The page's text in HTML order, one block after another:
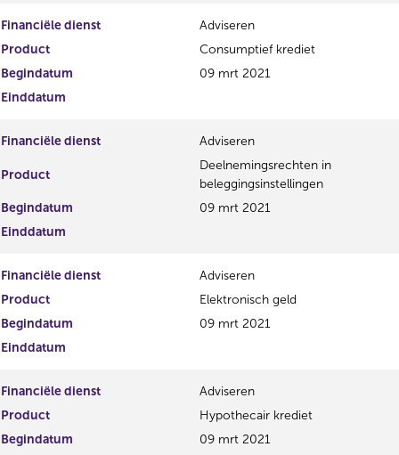
e
r
e
s
l
a
t
Financiële dienst
Adviseren
Product
Consumptief krediet
Begindatum
09 mrt 2021
Einddatum
Financiële dienst Adviseren
Product
Deelnemingsrechten in
beleggingsinstellingen
Begindatum
09 mrt 2021
Einddatum
Financiële dienst
Adviseren
Product
Elektronisch geld
Begindatum
09 mrt 2021
Einddatum
Financiële dienst
Adviseren
Product
Hypothecair krediet
Begindatum
09 mrt 2021